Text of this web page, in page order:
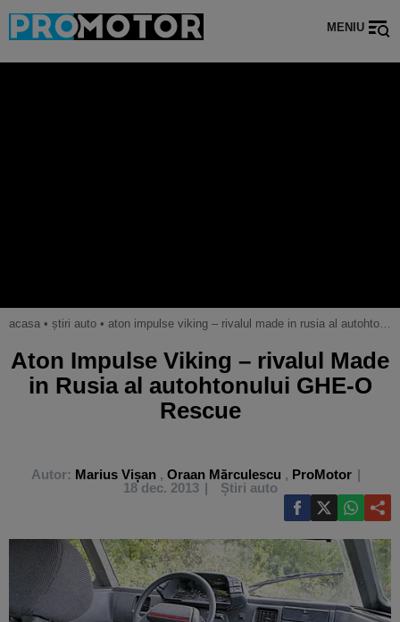
MENIU
acasa • știri auto • aton impulse viking – rivalul made in rusia al autohtonului ghe-o rescue
Aton Impulse Viking – rivalul Made
in Rusia al autohtonului GHE-O
Rescue
Autor: Marius Vișan, Oraan Mărculescu , ProMotor
18 dec. 2013
Știri auto